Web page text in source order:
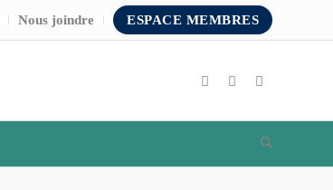
Nous joindre ESPACE MEMBRES